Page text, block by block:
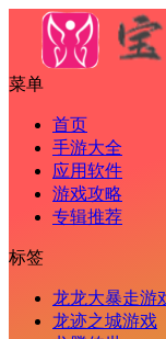
菜单
首页
手游大全
应用软件
游戏攻略
专辑推荐
标签
龙龙大暴走游
龙迹之城游戏